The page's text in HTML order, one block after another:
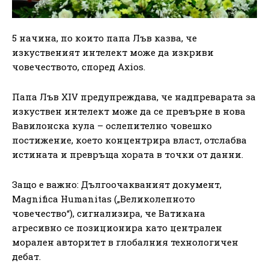
5 начина, по които папа Лъв казва, че
изкуственият интелект може да изкриви
човечеството, според Axios.
Папа Лъв XIV предупреждава, че надпреварата за
изкуствен интелект може да се превърне в нова
Вавилонска кула – ослепително човешко
постижение, което концентрира власт, отслабва
истината и превръща хората в точки от данни.
Защо е важно: Дългоочакваният документ,
Magnifica Humanitas („Великолепното
човечество“), сигнализира, че Ватикана
агресивно се позиционира като централен
морален авторитет в глобалния технологичен
дебат.